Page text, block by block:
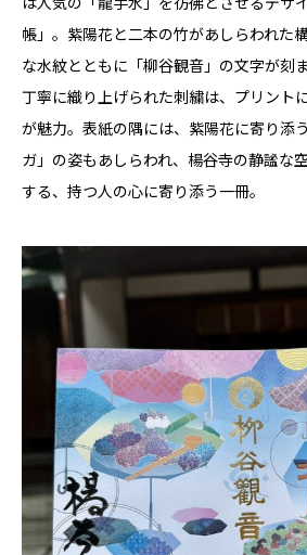
帳」。紫陽花と二本の竹があしらわれた
な水紋とともに「柳谷観音」の文字が刻
丁寧に織り上げられた刺繍は、プリント
が魅力。表紙の隅には、紫陽花に寄り添
ガ」の姿もあしらわれ、楊谷寺の静謐な
する、持つ人の心に寄り添う一冊。